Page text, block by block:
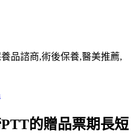
品諮商,術後保養,醫美推薦,
的贈品票期長短